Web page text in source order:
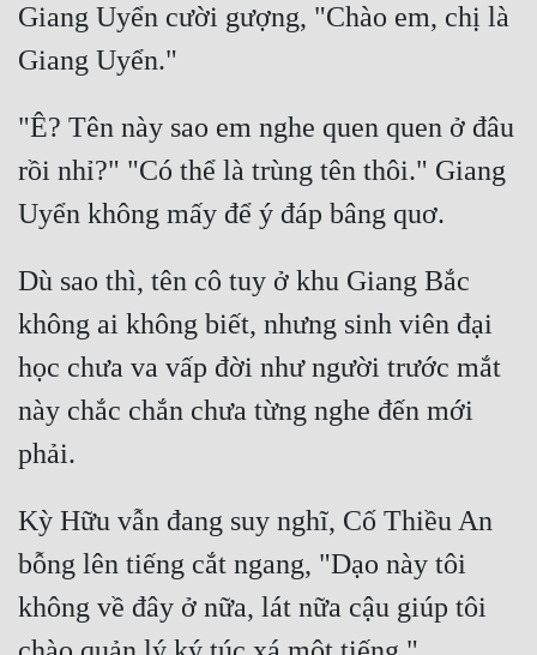
Hệ Thống
Khoa Huyễn Không Gian
Kinh Dị
Kiếm Hiệp
Kỳ Huyễn
Linh Dị
Làm Giàu
Lịch Sử
Giang Uyển cười gượng, "Chào em, chị là
"Ê? Tên này sao em nghe quen quen ở đâu
rồi nhỉ?" "Có thể là trùng tên thôi." Giang
Dù sao thì, tên cô tuy ở khu Giang Bắc
không ai không biết, nhưng sinh viên đại
học chưa va vấp đời như người trước mắt
này chắc chắn chưa từng nghe đến mới
Kỳ Hữu vẫn đang suy nghĩ, Cố Thiều An
bỗng lên tiếng cắt ngang, "Dạo này tôi
không về đây ở nữa, lát nữa cậu giúp tôi